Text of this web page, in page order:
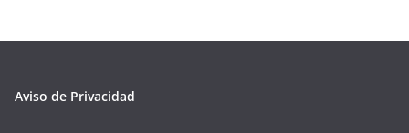
Aviso de Privacidad